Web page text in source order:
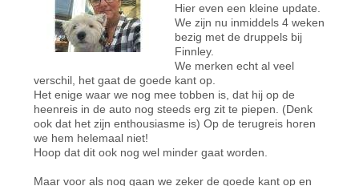
Hier even een kleine update.
We zijn nu inmiddels 4 weken
bezig met de druppels bij
Finnley.
We merken echt al veel
verschil, het gaat de goede kant op.
Het enige waar we nog mee tobben is, dat hij op de
heenreis in de auto nog steeds erg zit te piepen. (Denk
ook dat het zijn enthousiasme is) Op de terugreis horen
we hem helemaal niet!
Hoop dat dit ook nog wel minder gaat worden.
Maar voor als nog gaan we zeker de goede kant op en